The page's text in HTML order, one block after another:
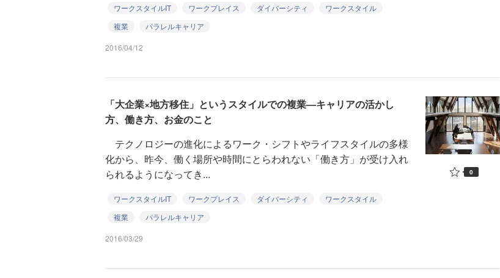
ワークスタイルIT ワークプレイス ダイバーシティ
ワークスタイル
複業
パラレルキャリア
2016/04/12
「大企業×地方移住」というスタイルでの複業―キャリアの活かし
方、働き方、お金のこと
テクノロジーの進化によるワーク・シフトやライフスタイルの多様
化から、昨今、働く場所や時間にとらわれない「働き方」が受け入れ
られるようになってき...
ワークスタイルIT ワークプレイス ダイバーシティ
ワークスタイル
複業
パラレルキャリア
2016/03/29
0